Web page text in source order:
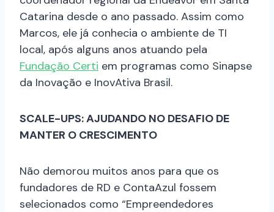
Catarina desde o ano passado. Assim como
Marcos, ele já conhecia o ambiente de TI
local, após alguns anos atuando pela
Fundação Certi em programas como Sinapse
da Inovação e InovAtiva Brasil.
SCALE-UPS: AJUDANDO NO DESAFIO DE
MANTER O CRESCIMENTO
Não demorou muitos anos para que os
fundadores de RD e ContaAzul fossem
selecionados como “Empreendedores